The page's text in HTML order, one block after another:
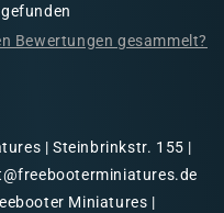
Bewertungen gesammelt?
| Steinbrinkstr. 155 |
Miniatures |